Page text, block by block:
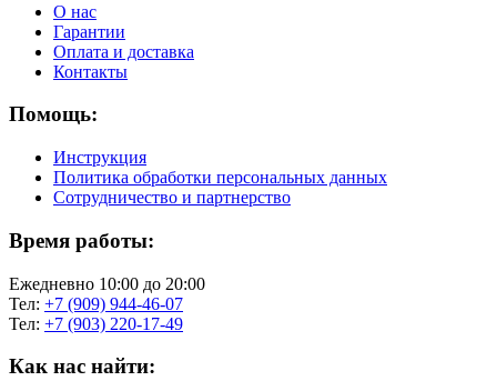
О нас
Гарантии
Оплата и доставка
Контакты
Помощь:
Инструкция
Политика обработки персональных данных
Сотрудничество и партнерство
Время работы:
Ежедневно 10:00 до 20:00
Тел: +7 (909) 944-46-07
Тел: +7 (903) 220-17-49
Как нас найти: